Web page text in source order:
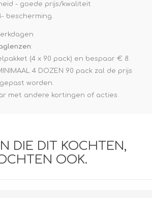
- goede prijs/kwaliteit
bescherming.
:
(4 x 90 pack) en bespaar € 8.
4 DOZEN 90 pack zal de prijs
worden.
met andere kortingen of acties.
DIE DIT KOCHTEN,
OOK.